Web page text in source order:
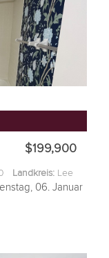
$199,900
Landkreis: Lee
06. Januar